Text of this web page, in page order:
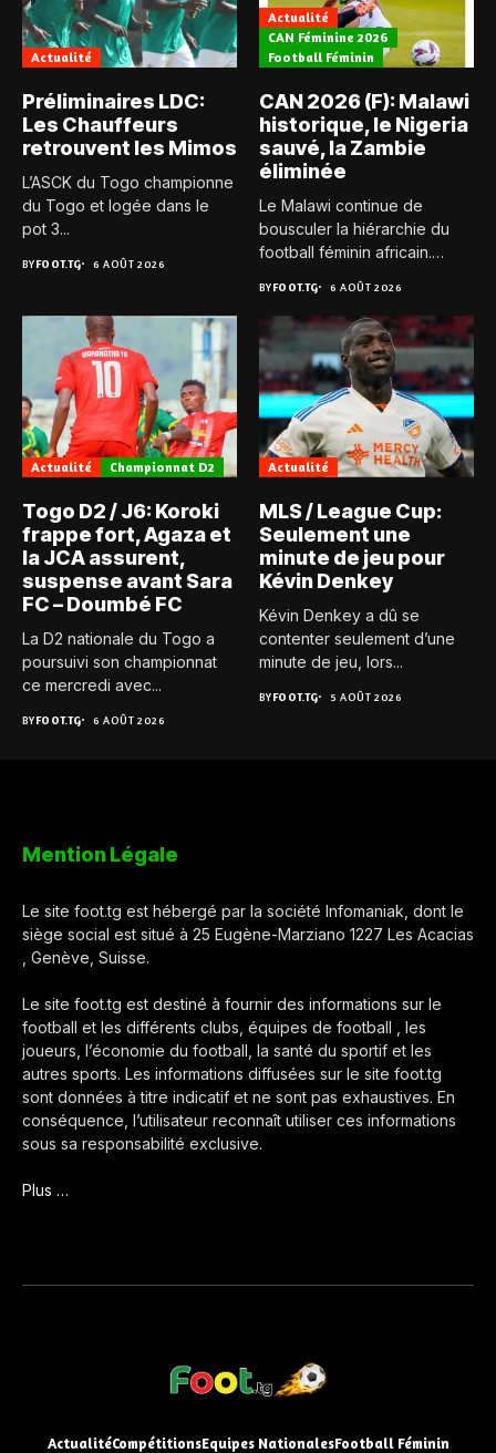
Actualité
Préliminaires LDC:
Les Chauffeurs
retrouvent les Mimos
L’ASCK du Togo championne
du Togo et logée dans le
pot 3...
BYFOOT.TG 6 AOÛT 2026
Actualité
CAN Féminine 2026
Football Féminin
CAN 2026 (F): Malawi
historique, le Nigeria
sauvé, la Zambie
éliminée
Le Malawi continue de
bousculer la hiérarchie du
football féminin africain.
BYFOOT.TG 6 AOÛT 2026
Actualité Championnat D2
Togo D2 / J6: Koroki
frappe fort, Agaza et
la JCA assurent,
suspense avant Sara
FC – Doumbé FC
La D2 nationale du Togo a
poursuivi son championnat
ce mercredi avec...
BYFOOT.TG 6 AOÛT 2026
Actualité
MLS / League Cup:
Seulement une
minute de jeu pour
Kévin Denkey
Kévin Denkey a dû se
contenter seulement d’une
minute de jeu, lors...
BYFOOT.TG 5 AOÛT 2026
Mention Légale
Le site foot.tg est hébergé par la société Infomaniak, dont le
siège social est situé à 25 Eugène-Marziano 1227 Les Acacias
, Genève, Suisse.
Le site foot.tg est destiné à fournir des informations sur le
football et les différents clubs, équipes de football , les
joueurs, l’économie du football, la santé du sportif et les
autres sports. Les informations diffusées sur le site foot.tg
sont données à titre indicatif et ne sont pas exhaustives. En
conséquence, l’utilisateur reconnaît utiliser ces informations
sous sa responsabilité exclusive.
Plus …
ActualitéCompétitionsEquipes NationalesFootball Féminin